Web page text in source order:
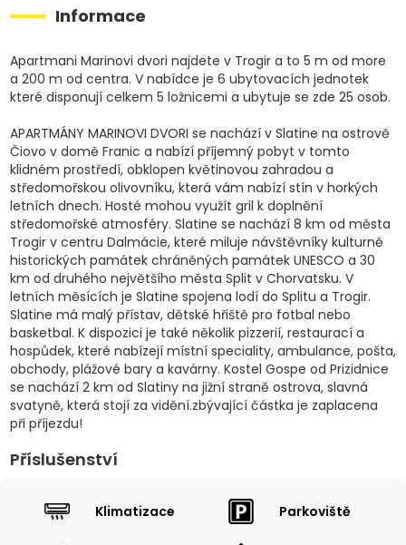
Informace
Apartmani Marinovi dvori najdete v Trogir a to 5 m od more
a 200 m od centra. V nabídce je 6 ubytovacích jednotek
které disponují celkem 5 ložnicemi a ubytuje se zde 25 osob.
APARTMÁNY MARINOVI DVORI se nachází v Slatine na ostrově
Čiovo v domě Franic a nabízí příjemný pobyt v tomto
klidném prostředí, obklopen květinovou zahradou a
středomořskou olivovníku, která vám nabízí stín v horkých
letních dnech. Hosté mohou využít gril k doplnění
středomořské atmosféry. Slatine se nachází 8 km od města
Trogir v centru Dalmácie, které miluje návštěvníky kulturně
historických památek chráněných památek UNESCO a 30
km od druhého největšího města Split v Chorvatsku. V
letních měsících je Slatine spojena lodí do Splitu a Trogir.
Slatine má malý přístav, dětské hřiště pro fotbal nebo
basketbal. K dispozici je také několik pizzerií, restaurací a
hospůdek, které nabízejí místní speciality, ambulance, pošta,
obchody, plážové bary a kavárny. Kostel Gospe od Prizidnice
se nachází 2 km od Slatiny na jižní straně ostrova, slavná
svatyně, která stojí za vidění.zbývající částka je zaplacena
při příjezdu!
Příslušenství
Klimatizace Parkoviště